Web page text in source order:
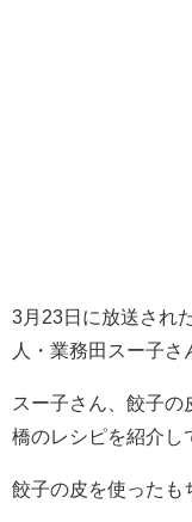
3月23日に放送され
人・業務田スー子さ
スー子さん、餃子の
橋のレシピを紹介し
餃子の皮を使ったも